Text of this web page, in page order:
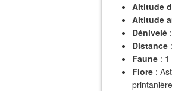
Altitude
Altitude
Dénivelé
Distance
Faune :
Flore :